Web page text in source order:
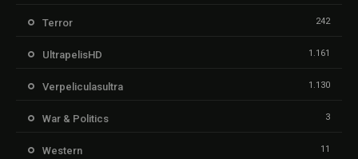
Terror 242
UltrapelisHD 1.161
Verpeliculasultra 1.130
War & Politics 3
Western 11